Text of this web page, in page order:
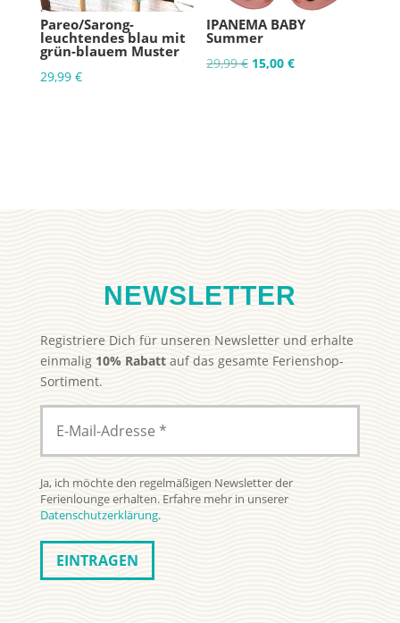
Pareo/Sarong-
leuchtendes blau mit
grün-blauem Muster
29,99 €
IPANEMA BABY
Summer
29,99€ Ursprünglicher
15,00€Aktueller
NEWSLETTER
Registriere Dich für unseren Newsletter und erhalte
einmalig 10% Rabattauf das gesamte Ferienshop-
Sortiment.
Ja, ich möchte den regelmäßigen Newsletter der
Ferienlounge erhalten. Erfahre mehr in unserer
Datenschutzerklärung.